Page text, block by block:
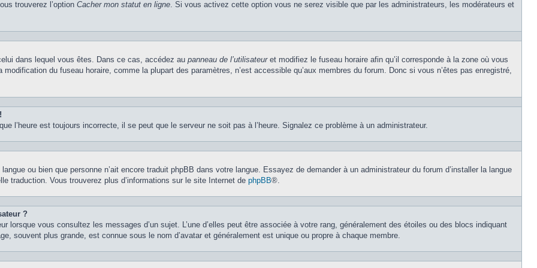
trouverez l’option Cacher mon statut en ligne. Si vous activez cette option vous ne serez visible que par les administrateurs, les modérateurs et
dans lequel vous êtes. Dans ce cas, accédez au panneau de l’utilisateuret modifiez le fuseau horaire afin qu’il corresponde à la zone où vous
du fuseau horaire, comme la plupart des paramètres, n’est accessible qu’aux membres du forum. Donc si vous n’êtes pas enregistré,
l’heure est toujours incorrecte, il se peut que le serveur ne soit pas à l’heure. Signalez ce problème à un administrateur.
ou bien que personne n’ait encore traduit phpBB dans votre langue. Essayez de demander à un administrateur du forum d’installer la langue
traduction. Vous trouverez plus d’informations sur le site Internet de phpBB®.
?
lorsque vous consultez les messages d’un sujet. L’une d’elles peut être associée à votre rang, généralement des étoiles ou des blocs indiquant
souvent plus grande, est connue sous le nom d’avatar et généralement est unique ou propre à chaque membre.